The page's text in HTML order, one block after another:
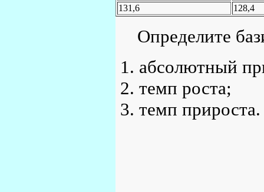
131,6
128,4
Определите
абсолютный
темп роста;
темп прироста.